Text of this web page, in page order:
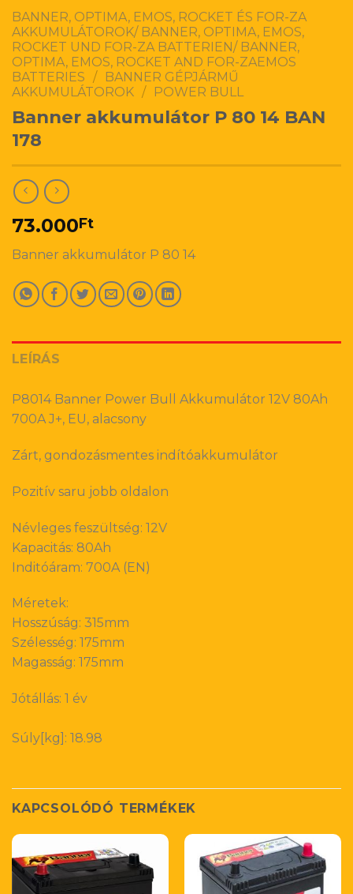
BANNER, OPTIMA, EMOS, ROCKET ÉS FOR-ZA
AKKUMULÁTOROK/ BANNER, OPTIMA, EMOS,
ROCKET UND FOR-ZA BATTERIEN/ BANNER,
OPTIMA, EMOS, ROCKET AND FOR-ZAEMOS
BATTERIES
/
BANNER GÉPJÁRMŰ
AKKUMULÁTOROK / POWER BULL
Banner akkumulátor P 80 14 BAN
178
73.000Ft
Banner akkumulátor P 80 14
LEÍRÁS
P8014 Banner Power Bull Akkumulátor 12V 80Ah
700A J+, EU, alacsony
Zárt, gondozásmentes indítóakkumulátor
Pozitív saru jobb oldalon
Névleges feszültség: 12V
Kapacitás: 80Ah
Inditóáram: 700A (EN)
Méretek:
Hosszúság: 315mm
Szélesség: 175mm
Magasság: 175mm
Jótállás: 1 év
Súly[kg]: 18.98
KAPCSOLÓDÓ TERMÉKEK